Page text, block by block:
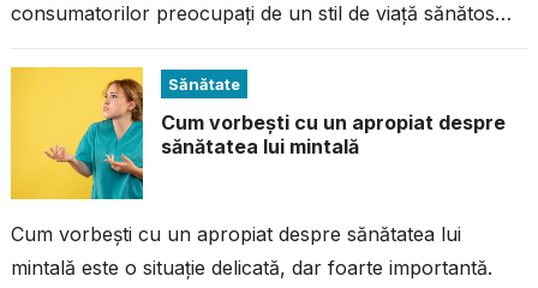
consumatorilor preocupați de un stil de viață sănătos
Sănătate
Cum vorbești cu un apropiat despre
sănătatea lui mintală
Cum vorbești cu un apropiat despre sănătatea lui
mintală este o situație delicată, dar foarte importantă.